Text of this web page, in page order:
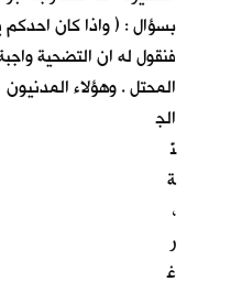
بسؤال : ( واذا كان
فنقول له ان التضحية
المحتل . وهؤلاء
الج
نّ
ة
،
ر
غ